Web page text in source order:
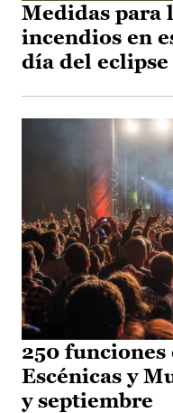
Medidas para
incendios en
día del eclipse
250 funciones
Escénicas y
y septiembre